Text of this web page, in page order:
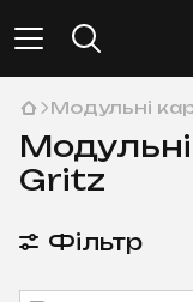
Модульні
Gritz
Фільтр